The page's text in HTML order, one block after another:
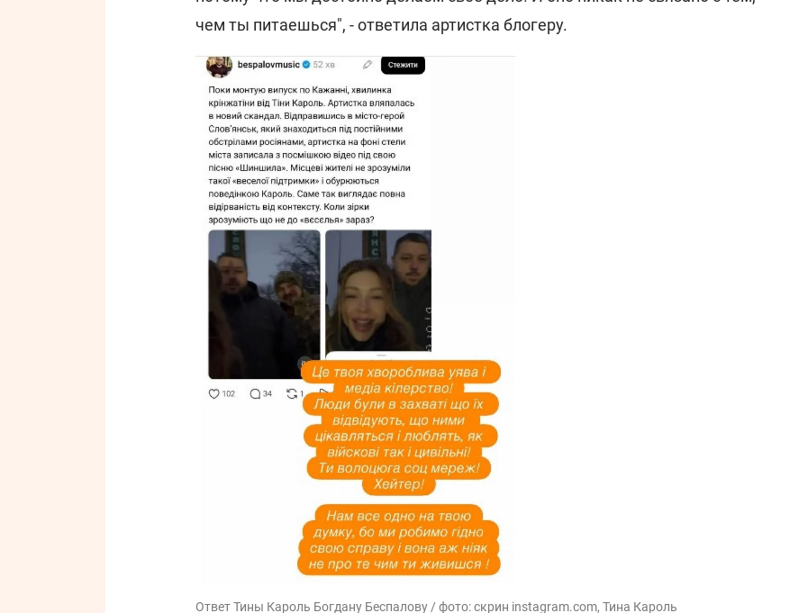
чем ты питаешься", - ответила артистка блогеру.
Ответ Тины Кароль Богдану Беспалову / фото: скрин instagram.com, Тина Кароль